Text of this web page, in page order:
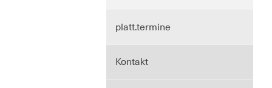
platt.termine
Kontakt